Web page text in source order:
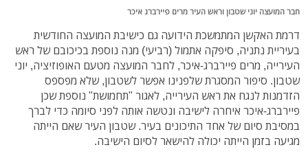
חבר המועצה יוני שטבון וראש העיר מרים פיירברג איכר
דרמת האקשן המתמשכת הידועה גם כישיבת המועצה החודשית
בעיריית נתניה, סיפקה אתמול (רביעי) מנה נוספת בכיכובם של ראש
העירייה, מרים פיירברג-איכר, לחבר המועצה מטעם האופוזיציה, יוני
שטבון. סיפור המסגרת שלפנינו אפשר לשטבון, שלא מפספס
הזדמנות לנגח את ראש העירייה, לאגור "תחמושת" נוספת שכן
פיירברג-איכר איחרה לישיבה ונטשה אותה לפני סיומה כדי לברך
במסיבת סיום של אחד התיכונים בעיר. שטבון העיר שאם הייתה
מגיעה בזמן הייתה יכולה להישאר לסיום הישיבה.